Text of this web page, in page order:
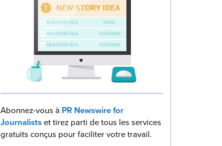
Abonnez-vous à PR Newswire for
Journalistset tirez parti de tous les services
gratuits conçus pour faciliter votre travail.